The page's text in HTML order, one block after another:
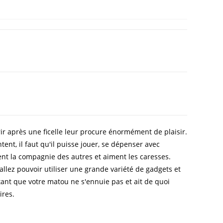
après une ficelle leur procure énormément de plaisir.
il faut qu'il puisse jouer, se dépenser avec
la compagnie des autres et aiment les caresses.
pouvoir utiliser une grande variété de gadgets et
que votre matou ne s'ennuie pas et ait de quoi